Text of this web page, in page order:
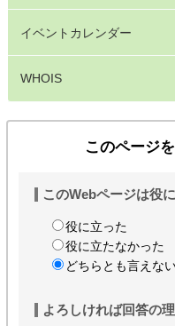
イベントカレンダー
WHOIS
このページ
このWebページは役
役に立った
役に立たなかった
どちらとも言えな
よろしければ回答の